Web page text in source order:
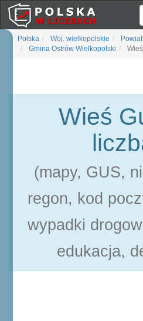
Polska Woj. wielkopolskie
Gmina Ostrów Wielkopolski
Wieś
(mapy, GUS,
regon, kod
wypadki
edukacja,